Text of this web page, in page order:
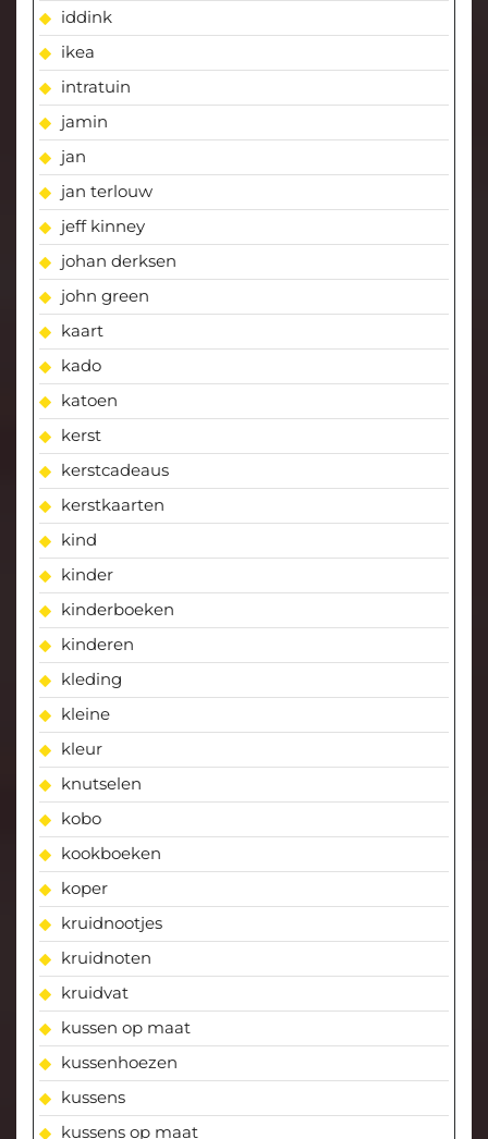
iddink
ikea
intratuin
jamin
jan
jan terlouw
jeff kinney
johan derksen
john green
kaart
kado
katoen
kerst
kerstcadeaus
kerstkaarten
kind
kinder
kinderboeken
kinderen
kleding
kleine
kleur
knutselen
kobo
kookboeken
koper
kruidnootjes
kruidnoten
kruidvat
kussen op maat
kussenhoezen
kussens
kussens op maat